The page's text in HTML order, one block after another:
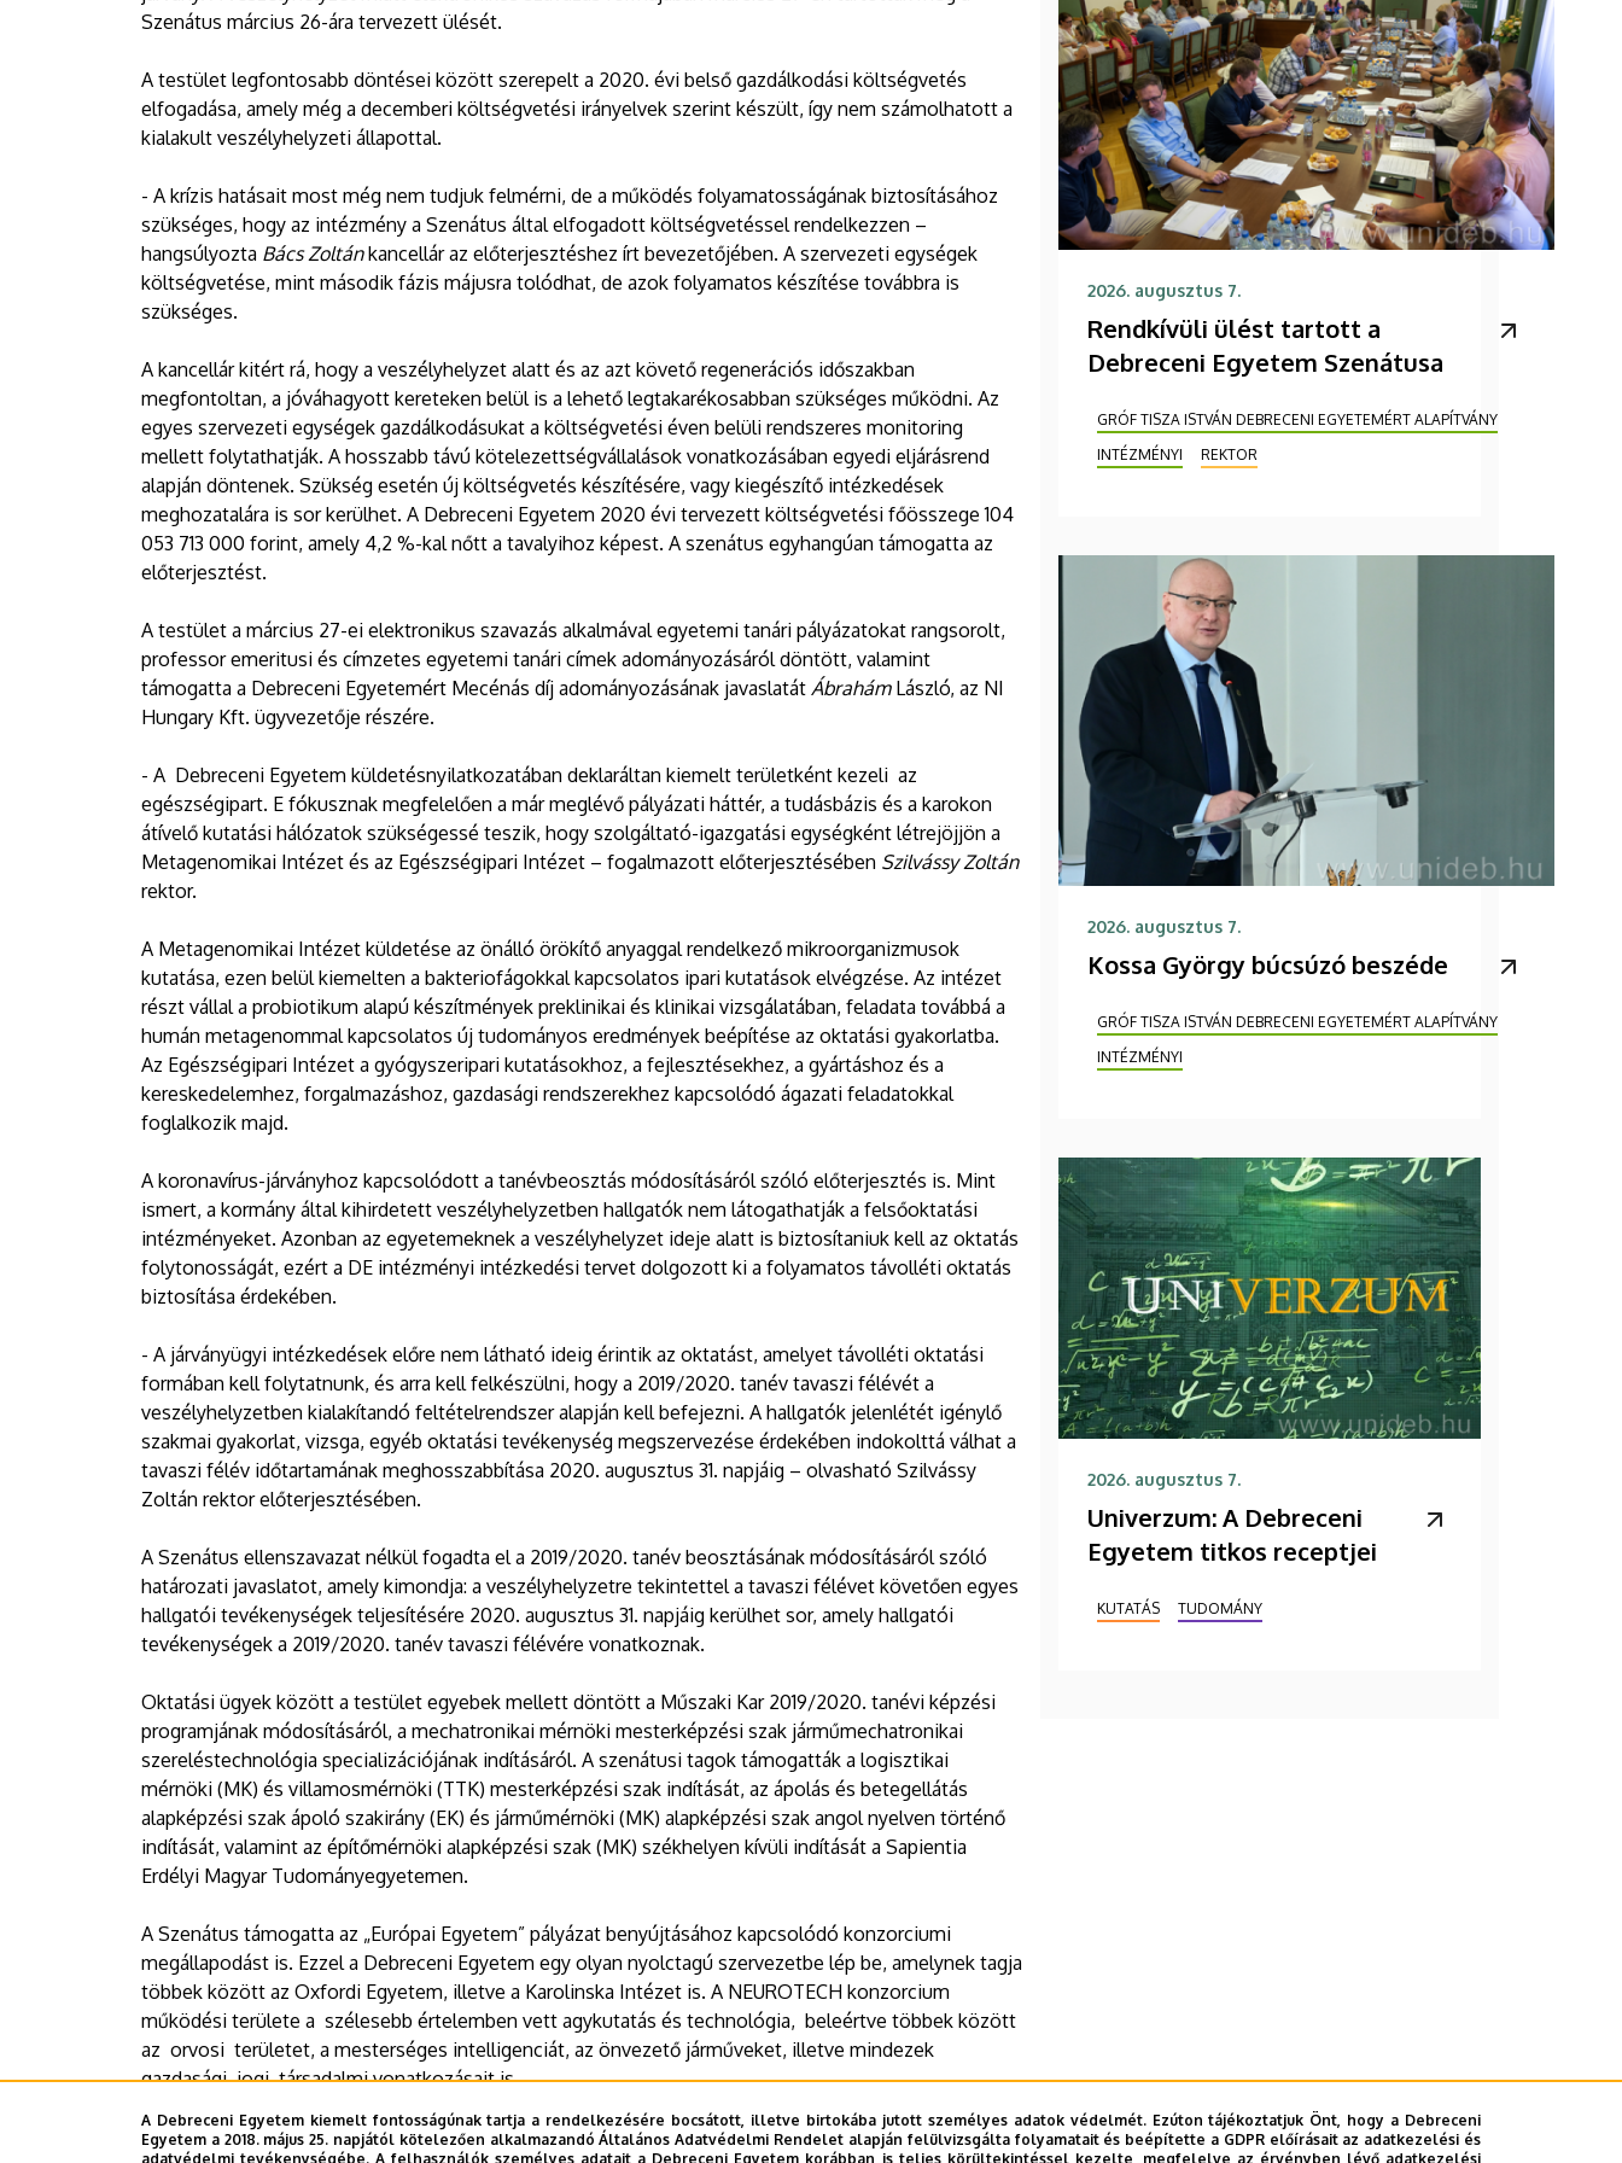
Szenátus március 26-ára tervezett ülését.
A testület legfontosabb döntései között szerepelt a 2020. évi belső gazdálkodási költségvetés
elfogadása, amely még a decemberi költségvetési irányelvek szerint készült, így nem számolhatott a
kialakult veszélyhelyzeti állapottal.
- A krízis hatásait most még nem tudjuk felmérni, de a működés folyamatosságának biztosításához
szükséges, hogy az intézmény a Szenátus által elfogadott költségvetéssel rendelkezzen –
hangsúlyozta Bács Zoltánkancellár az előterjesztéshez írt bevezetőjében. A szervezeti egységek
költségvetése, mint második fázis májusra tolódhat, de azok folyamatos készítése továbbra is
szükséges.
A kancellár kitért rá, hogy a veszélyhelyzet alatt és az azt követő regenerációs időszakban
megfontoltan, a jóváhagyott kereteken belül is a lehető legtakarékosabban szükséges működni. Az
egyes szervezeti egységek gazdálkodásukat a költségvetési éven belüli rendszeres monitoring
mellett folytathatják. A hosszabb távú kötelezettségvállalások vonatkozásában egyedi eljárásrend
alapján döntenek. Szükség esetén új költségvetés készítésére, vagy kiegészítő intézkedések
meghozatalára is sor kerülhet. A Debreceni Egyetem 2020 évi tervezett költségvetési főösszege 104
053 713 000 forint, amely 4,2 %-kal nőtt a tavalyihoz képest. A szenátus egyhangúan támogatta az
előterjesztést.
A testület a március 27-ei elektronikus szavazás alkalmával egyetemi tanári pályázatokat rangsorolt,
professor emeritusi és címzetes egyetemi tanári címek adományozásáról döntött, valamint
támogatta a Debreceni Egyetemért Mecénás díj adományozásának javaslatát ÁbrahámLászló, az NI
Hungary Kft. ügyvezetője részére.
- A Debreceni Egyetem küldetésnyilatkozatában deklaráltan kiemelt területként kezeli az
egészségipart. E fókusznak megfelelően a már meglévő pályázati háttér, a tudásbázis és a karokon
átívelő kutatási hálózatok szükségessé teszik, hogy szolgáltató-igazgatási egységként létrejöjjön a
Metagenomikai Intézet és az Egészségipari Intézet – fogalmazott előterjesztésében Szilvássy Zoltán
rektor.
A Metagenomikai Intézet küldetése az önálló örökítő anyaggal rendelkező mikroorganizmusok
kutatása, ezen belül kiemelten a bakteriofágokkal kapcsolatos ipari kutatások elvégzése. Az intézet
részt vállal a probiotikum alapú készítmények preklinikai és klinikai vizsgálatában, feladata továbbá a
humán metagenommal kapcsolatos új tudományos eredmények beépítése az oktatási gyakorlatba.
Az Egészségipari Intézet a gyógyszeripari kutatásokhoz, a fejlesztésekhez, a gyártáshoz és a
kereskedelemhez, forgalmazáshoz, gazdasági rendszerekhez kapcsolódó ágazati feladatokkal
foglalkozik majd.
A koronavírus-járványhoz kapcsolódott a tanévbeosztás módosításáról szóló előterjesztés is. Mint
ismert, a kormány által kihirdetett veszélyhelyzetben hallgatók nem látogathatják a felsőoktatási
intézményeket. Azonban az egyetemeknek a veszélyhelyzet ideje alatt is biztosítaniuk kell az oktatás
folytonosságát, ezért a DE intézményi intézkedési tervet dolgozott ki a folyamatos távolléti oktatás
biztosítása érdekében.
- A járványügyi intézkedések előre nem látható ideig érintik az oktatást, amelyet távolléti oktatási
formában kell folytatnunk, és arra kell felkészülni, hogy a 2019/2020. tanév tavaszi félévét a
veszélyhelyzetben kialakítandó feltételrendszer alapján kell befejezni. A hallgatók jelenlétét igénylő
szakmai gyakorlat, vizsga, egyéb oktatási tevékenység megszervezése érdekében indokolttá válhat a
tavaszi félév időtartamának meghosszabbítása 2020. augusztus 31. napjáig – olvasható Szilvássy
Zoltán rektor előterjesztésében.
A Szenátus ellenszavazat nélkül fogadta el a 2019/2020. tanév beosztásának módosításáról szóló
határozati javaslatot, amely kimondja: a veszélyhelyzetre tekintettel a tavaszi félévet követően egyes
hallgatói tevékenységek teljesítésére 2020. augusztus 31. napjáig kerülhet sor, amely hallgatói
tevékenységek a 2019/2020. tanév tavaszi félévére vonatkoznak.
Oktatási ügyek között a testület egyebek mellett döntött a Műszaki Kar 2019/2020. tanévi képzési
programjának módosításáról, a mechatronikai mérnöki mesterképzési szak járműmechatronikai
szereléstechnológia specializációjának indításáról. A szenátusi tagok támogatták a logisztikai
mérnöki (MK) és villamosmérnöki (TTK) mesterképzési szak indítását, az ápolás és betegellátás
alapképzési szak ápoló szakirány (EK) és járműmérnöki (MK) alapképzési szak angol nyelven történő
indítását, valamint az építőmérnöki alapképzési szak (MK) székhelyen kívüli indítását a Sapientia
Erdélyi Magyar Tudományegyetemen.
A Szenátus támogatta az „Európai Egyetem” pályázat benyújtásához kapcsolódó konzorciumi
megállapodást is. Ezzel a Debreceni Egyetem egy olyan nyolctagú szervezetbe lép be, amelynek tagja
többek között az Oxfordi Egyetem, illetve a Karolinska Intézet is. A NEUROTECH konzorcium
működési területe a szélesebb értelemben vett agykutatás és technológia, beleértve többek között
az orvosi területet, a mesterséges intelligenciát, az önvezető járműveket, illetve mindezek
gazdasági, jogi, társadalmi vonatkozásait is.
Sajtóiroda - TPL
2026. augusztus 7.
Rendkívüli ülést tartott a
Debreceni Egyetem Szenátusa
GRÓF TISZA ISTVÁN DEBRECENI EGYETEMÉRT ALAPÍTVÁNY
INTÉZMÉNYI
REKTOR
2026. augusztus 7.
Kossa György búcsúzó beszéde
GRÓF TISZA ISTVÁN DEBRECENI EGYETEMÉRT ALAPÍTVÁNY
INTÉZMÉNYI
2026. augusztus 7.
Univerzum: A Debreceni
Egyetem titkos receptjei
KUTATÁS TUDOMÁNY
A Debreceni Egyetem kiemelt fontosságúnak tartja a rendelkezésére bocsátott, illetve birtokába jutott személyes adatok védelmét. Ezúton tájékoztatjuk Önt, hogy a Debreceni
Egyetem a 2018. május 25. napjától kötelezően alkalmazandó Általános Adatvédelmi Rendelet alapján felülvizsgálta folyamatait és beépítette a GDPR előírásait az adatkezelési és
adatvédelmi tevékenységébe. A felhasználók személyes adatait a Debreceni Egyetem korábban is teljes körültekintéssel kezelte, megfelelve az érvényben lévő adatkezelési